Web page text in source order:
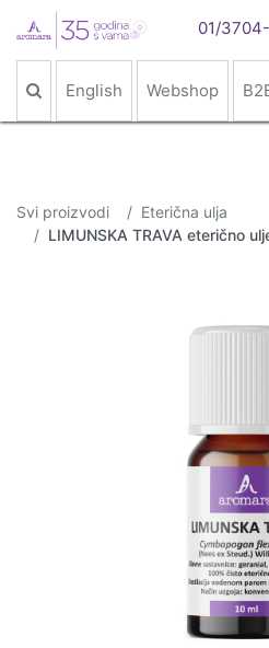
01/
English Webshop
Svi proizvodi
Eterična ulja
LIMUNSKA TRAVA eterično